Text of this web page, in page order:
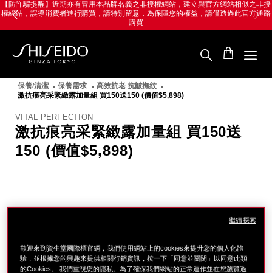
跳
至
Skip
to
【防詐騙提醒】近期亦有冒用本品牌名義之非授權網站，建立與官方網站相似之非授
權網站，誤導消費者進行購買，請特別留意，為保障您的權益，請僅透過此官方通路
購買
資
生
堂
際
櫃
保養/清潔 保養需求
高效抗老 抗皺撫紋
激抗痕亮采緊緻露加量組 買150送150 (價值$5,898)
VITAL PERFECTION
激抗痕亮采緊緻露加量組 買150送
150 (價值$5,898)
像
歡迎來到資生堂國際櫃官網，我們使用網站上的cookies來提升您的個人化體
驗，並根據您的興趣來提供相關行銷資訊，按一下「同意並關閉」以同意此類
的Cookies。 我們重視您的隱私。為了確保我們網站的正常運作並在您瀏覽過
繼續探索